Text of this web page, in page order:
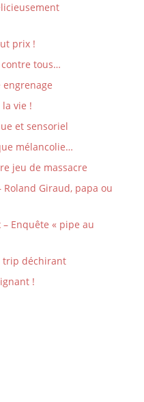
prix !
contre tous…
vie !
et sensoriel
mélancolie…
jeu de massacre
Giraud, papa ou
Enquête « pipe au
trip déchirant
!